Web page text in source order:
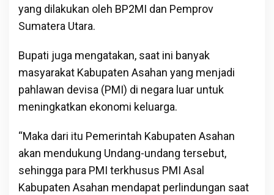
yang dilakukan oleh BP2MI dan Pemprov
Sumatera Utara.
Bupati juga mengatakan, saat ini banyak
masyarakat Kabupaten Asahan yang menjadi
pahlawan devisa (PMI) di negara luar untuk
meningkatkan ekonomi keluarga.
“Maka dari itu Pemerintah Kabupaten Asahan
akan mendukung Undang-undang tersebut,
sehingga para PMI terkhusus PMI Asal
Kabupaten Asahan mendapat perlindungan saat